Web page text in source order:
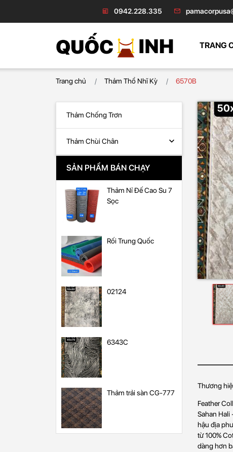
0942.228.335
TRANG
Trang chủ Thảm Thổ Nhĩ Kỳ 6570B
Thảm Chống Trơn
Thảm Chùi Chân
SẢN PHẨM BÁN CHẠY
Thảm Nỉ Đế Cao Su 7
Sọc
Rối Trung Quốc
02124
6343C
Thảm trải sàn CG-777
Thương
Feather
Sahan Hali
hậu địa
từ 100%
dàng hơn